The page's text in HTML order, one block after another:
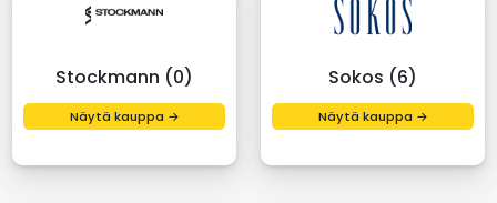
Stockmann (0)
Näytä kauppa →
Sokos (6)
Näytä kauppa →